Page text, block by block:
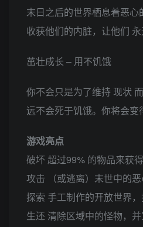
末日之后的世界栖息着恶
收获他们的内脏，让他们
茁壮成长 – 用不饥饿
你不会只是为了维持 现状
远不会死于饥饿。你将会变
游戏亮点
破坏 超过99% 的物品来获
攻击 （或逃离）末世中的恶
探索 手工制作的开放世界，
生还 清除区域中的怪物，并